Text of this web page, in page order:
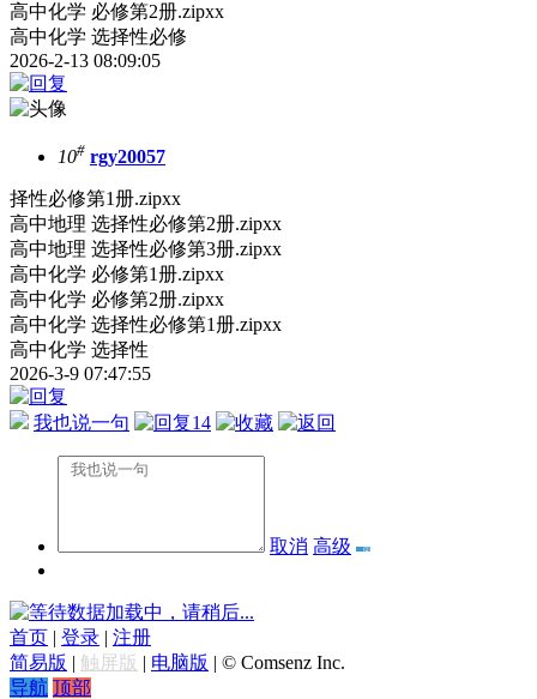
高中化学 必修第2册.zipxx
高中化学 选择性必修
2026-2-13 08:09:05
10# rgy20057
择性必修第1册.zipxx
高中地理 选择性必修第2册.zipxx
高中地理 选择性必修第3册.zipxx
高中化学 必修第1册.zipxx
高中化学 必修第2册.zipxx
高中化学 选择性必修第1册.zipxx
高中化学 选择性
2026-3-9 07:47:55
我也说一句 14
取消 高级
数据加载中，请稍后...
首页
登录
注册
简易版
触屏版 电脑版
© Comsenz Inc.
导航 顶部